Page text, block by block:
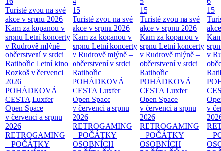
Turisté zvou na své
akce v srpnu 2026
Kam za kopanou v
srpnu Letní koncerty
v Rudrově mlýně –
občerstvení v srdci
Ratibořic Letní kino
Rozkoš v červenci
2026
POHÁDKOVÁ
CESTA Luxfer
Open Space
v červenci a srpnu
2026
RETROGAMING
– POČÁTKY
15
Turisté zvou na své
akce v srpnu 2026
Kam za kopanou v
srpnu Letní koncerty
v Rudrově mlýně –
občerstvení v srdci
Ratibořic
POHÁDKOVÁ
CESTA Luxfer
Open Space
v červenci a srpnu
2026
RETROGAMING
– POČÁTKY
OSOBNÍCH
15
Turisté zvou na své
akce v srpnu 2026
Kam za kopanou v
srpnu Letní koncerty
v Rudrově mlýně –
občerstvení v srdci
Ratibořic
POHÁDKOVÁ
CESTA Luxfer
Open Space
v červenci a srpnu
2026
RETROGAMING
– POČÁTKY
OSOBNÍCH
15
v
v
–